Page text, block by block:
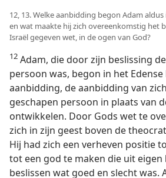
12, 13. Welke aanbidding begon Adam
en wat maakte hij zich overeenkomstig het
Israël gegeven wet, in de ogen van God?
12 Adam, die door zijn beslissing
persoon was, begon in het
aanbidding, de aanbidding van
geschapen persoon in plaats van
ontwikkelen. Door Gods wet te
zich in zijn geest boven de
Hij had zich een verheven positie
tot een god te maken die uit eigen
beslissen wat goed en slecht was.